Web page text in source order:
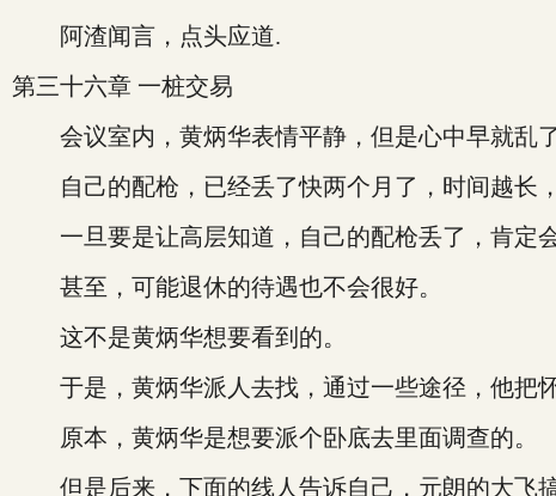
阿渣闻言，点头应道.
第三十六章 一桩交易
会议室内，黄炳华表情平静，但是心中早就乱
自己的配枪，已经丢了快两个月了，时间越长，
一旦要是让高层知道，自己的配枪丢了，肯定会
甚至，可能退休的待遇也不会很好。
这不是黄炳华想要看到的。
于是，黄炳华派人去找，通过一些途径，他把怀
原本，黄炳华是想要派个卧底去里面调查的。
但是后来，下面的线人告诉自己，元朗的大飞搞